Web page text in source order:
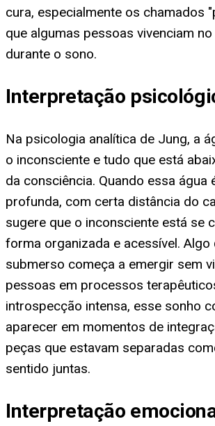
cura, especialmente os chamados
que algumas pessoas vivenciam
durante o sono.
Interpretação
Na psicologia analítica de Jung, a
o inconsciente e tudo que está
da consciência. Quando essa água
profunda, com certa distância do
sugere que o inconsciente está se
forma organizada e acessível. Algo
submerso começa a emergir sem
pessoas em processos
introspecção intensa, esse sonho
aparecer em momentos de
peças que estavam separadas
sentido juntas.
Interpretação